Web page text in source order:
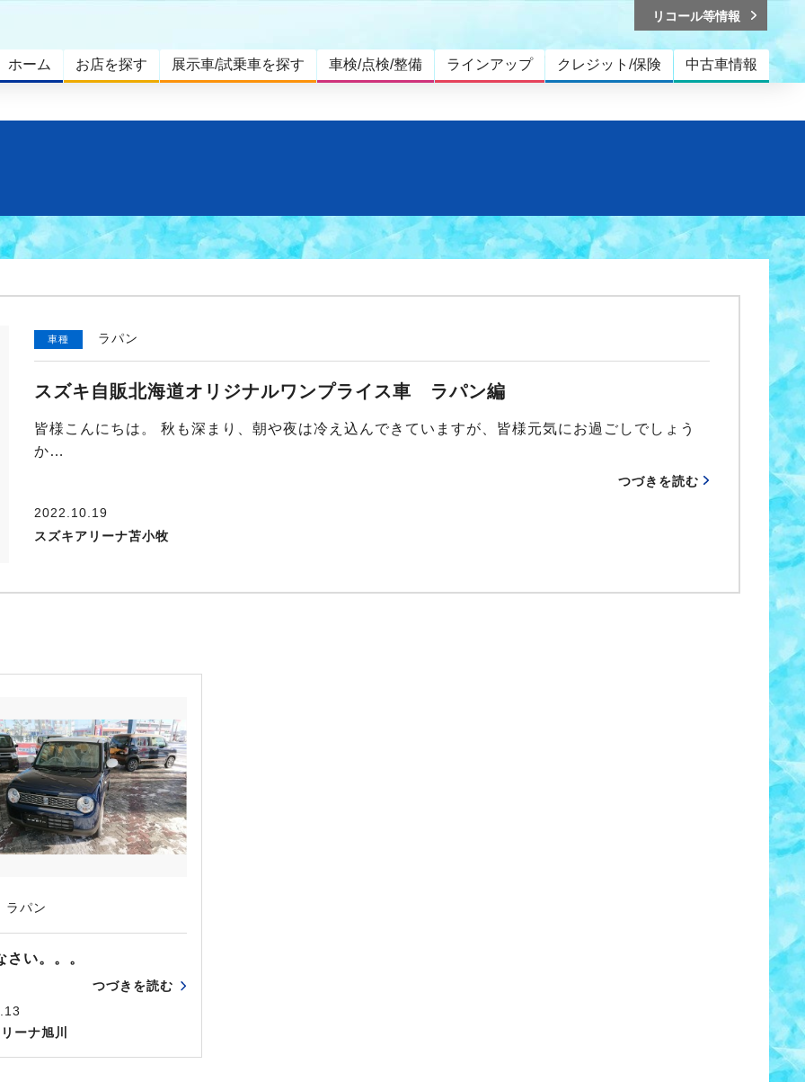
ホーム お店を探す 展示車/試乗車を探す 車検/点検/整備 ラインアップ クレジット/保険 中古車情報
リコール等情報
車種 ラパン
スズキ自販北海道オリジナルワンプライス車 ラパン編
皆様こんにちは。 秋も深まり、朝や夜は冷え込んできていますが、皆様元気にお過ごしでしょう
か…
つづきを読む
2022.10.19
スズキアリーナ苫小牧
ラパン
さい。。。
つづきを読む
ーナ旭川